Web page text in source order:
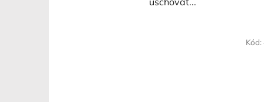
Kód: